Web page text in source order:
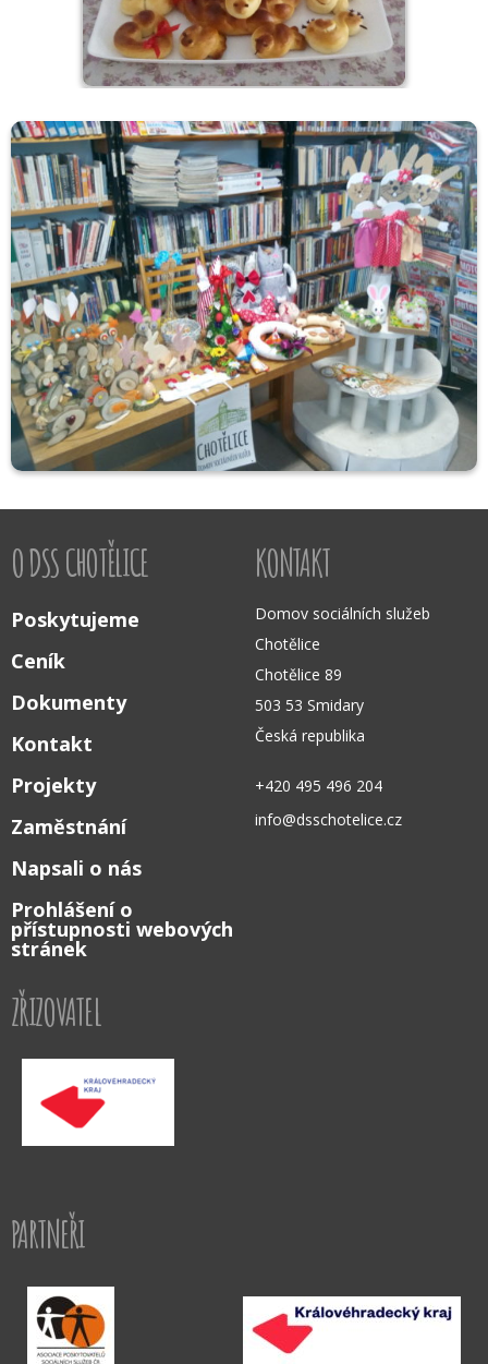
O DSS CHOTĚLICE
Poskytujeme
Ceník
Dokumenty
Kontakt
Projekty
Zaměstnání
Napsali o nás
Prohlášení o
přístupnosti webových
stránek
KONTAKT
Domov sociálních služeb
Chotělice
Chotělice 89
503 53 Smidary
Česká republika
+420 495 496 204
info@dsschotelice.cz
ZŘIZOVATEL
PARTNEŘI